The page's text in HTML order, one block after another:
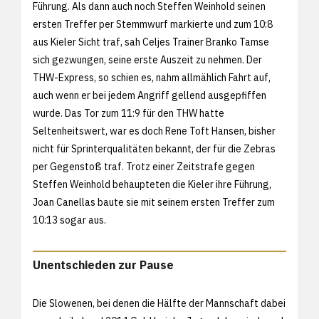
Führung. Als dann auch noch Steffen Weinhold seinen
ersten Treffer per Stemmwurf markierte und zum 10:8
aus Kieler Sicht traf, sah Celjes Trainer Branko Tamse
sich gezwungen, seine erste Auszeit zu nehmen. Der
THW-Express, so schien es, nahm allmählich Fahrt auf,
auch wenn er bei jedem Angriff gellend ausgepfiffen
wurde. Das Tor zum 11:9 für den THW hatte
Seltenheitswert, war es doch Rene Toft Hansen, bisher
nicht für Sprinterqualitäten bekannt, der für die Zebras
per Gegenstoß traf. Trotz einer Zeitstrafe gegen
Steffen Weinhold behaupteten die Kieler ihre Führung,
Joan Canellas baute sie mit seinem ersten Treffer zum
10:13 sogar aus.
Unentschieden zur Pause
Die Slowenen, bei denen die Hälfte der Mannschaft dabei